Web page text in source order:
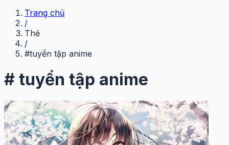
Trang chủ
/
Thẻ
/
#tuyển tập anime
# tuyển tập anime